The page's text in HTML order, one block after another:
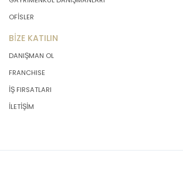
ve Ölçülü Olma
MASTERTURK FRANCHİSİNG
GAYRİMENKUL SATIŞ VE
amaçların
elverişli bir biçimde işleyecek
amacın gerçekleştirilmesi ile
OFİSLER
BİZE KATILIN
DANIŞMAN OL
FRANCHISE
İŞ FIRSATLARI
İLETİŞİM